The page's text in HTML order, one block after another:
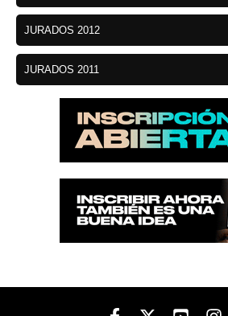
JURADOS 2012
JURADOS 2011